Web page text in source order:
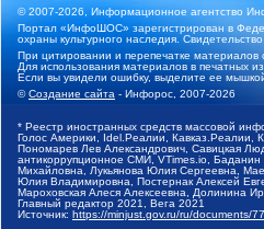
© 2007-2026, Информационное агентство
Портал «ИнфоШОС» зарегистрирован в
охраны культурного наследия.
При цитировании и перепечатке
Для использования материалов в печатных
Если вы увидели ошибку, выделите ее
©Создание сайта - Инфорос, 2007-2026
* Реестр иностранных средств массовой
Голос Америки, Idel.Реалии, Кавказ.Реалии,
Пономарев Лев Александрович, Савицкая
антикоррупционное СМИ, VTimes.io,
Михайловна, Лукьянова Юлия Сергеевна,
Юлия Владимировна, Постернак Алексей
Мароховская Алеся Алексеевна, Долинина
Главный редактор 2021, Вега 2021
Источник: https://minjust.gov.ru/ru/documents/